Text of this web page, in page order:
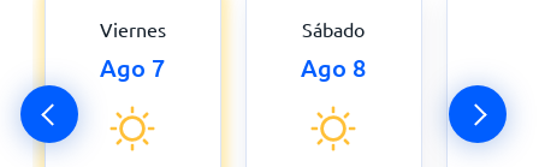
Viernes
Ago 7
Sábado
Ago 8